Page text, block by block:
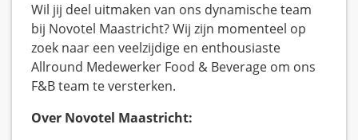
Wil jij deel uitmaken van ons dynamische team
bij Novotel Maastricht? Wij zijn momenteel op
zoek naar een veelzijdige en enthousiaste
Allround Medewerker Food & Beverage om ons
F&B team te versterken.
Over Novotel Maastricht: